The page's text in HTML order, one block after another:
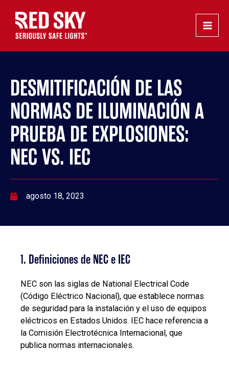
contenido
DESMITIFICACIÓN DE LAS
NORMAS DE ILUMINACIÓN A
PRUEBA DE EXPLOSIONES:
NEC VS. IEC
agosto 18, 2023
1. Definiciones de NEC e IEC
NEC son las siglas de National Electrical Code
(Código Eléctrico Nacional), que establece normas
de seguridad para la instalación y el uso de equipos
eléctricos en Estados Unidos. IEC hace referencia a
la Comisión Electrotécnica Internacional, que
publica normas internacionales.
de
entradas